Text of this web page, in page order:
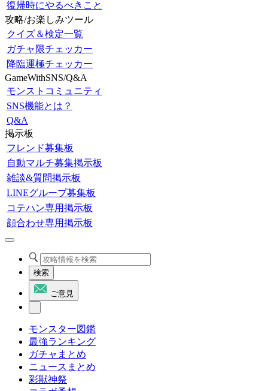
復帰時にやるべきこと
攻略/お楽しみツール
クイズ＆検定一覧
ガチャ限チェッカー
降臨運極チェッカー
GameWithSNS/Q&A
モンストコミュニティ
SNS機能とは？
Q&A
掲示板
フレンド募集板
自動マルチ募集掲示板
雑談&質問掲示板
LINEグループ募集板
コテハン専用掲示板
顔合わせ専用掲示板
検索
ご意見
モンスター図鑑
最強ランキング
ガチャまとめ
ニュースまとめ
彩獣神祭